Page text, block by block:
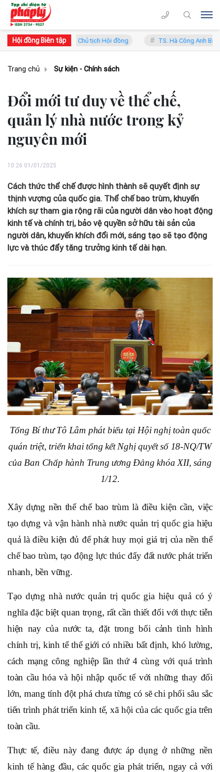
Hội đồng Biên tập
Lý - Phó Chủ tịch Hội đồng TS. Hà Công Anh Bảo - Phó Chủ tịch
Trang chủ Sự kiện - Chính sách
Đổi mới tư duy về thể chế,
quản lý nhà nước trong kỷ
nguyên mới
10:26 01/01/2025
Cách thức thể chế được hình thành sẽ quyết định sự
thịnh vượng của quốc gia. Thể chế bao trùm, khuyến
khích sự tham gia rộng rãi của người dân vào hoạt động
kinh tế và chính trị, bảo vệ quyền sở hữu tài sản của
người dân, khuyến khích đổi mới, sáng tạo sẽ tạo động
lực và thúc đẩy tăng trưởng kinh tế dài hạn.
Tổng Bí thư Tô Lâm phát biểu tại Hội nghị toàn quốc
quán triệt, triển khai tổng kết Nghị quyết số 18-NQ/TW
của Ban Chấp hành Trung ương Đảng khóa XII, sáng
1/12.
Xây dựng nền thể chế bao trùm là điều kiện cần, việc
tạo dựng và vận hành nhà nước quản trị quốc gia hiệu
quả là điều kiện đủ để phát huy mọi giá trị của nền thể
chế bao trùm, tạo động lực thúc đẩy đất nước phát triển
nhanh, bền vững.
Tạo dựng nhà nước quản trị quốc gia hiệu quả có ý
nghĩa đặc biệt quan trọng, rất cần thiết đối với thực tiễn
hiện nay của nước ta, đặt trong bối cảnh tình hình
chính trị, kinh tế thế giới có nhiều bất định, khó lường,
cách mạng công nghiệp lần thứ 4 cùng với quá trình
toàn cầu hóa và hội nhập quốc tế với những thay đổi
lớn, mang tính đột phá chưa từng có sẽ chi phối sâu sắc
tiến trình phát triển kinh tế, xã hội của các quốc gia trên
toàn cầu.
Thực tế, điều này đang được áp dụng ở những nền
kinh tế hàng đầu, các quốc gia phát triển, ngay cả với